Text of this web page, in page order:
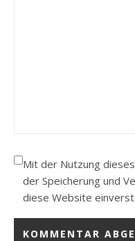
Mit der Nutzung
der Speicherung und
diese Website